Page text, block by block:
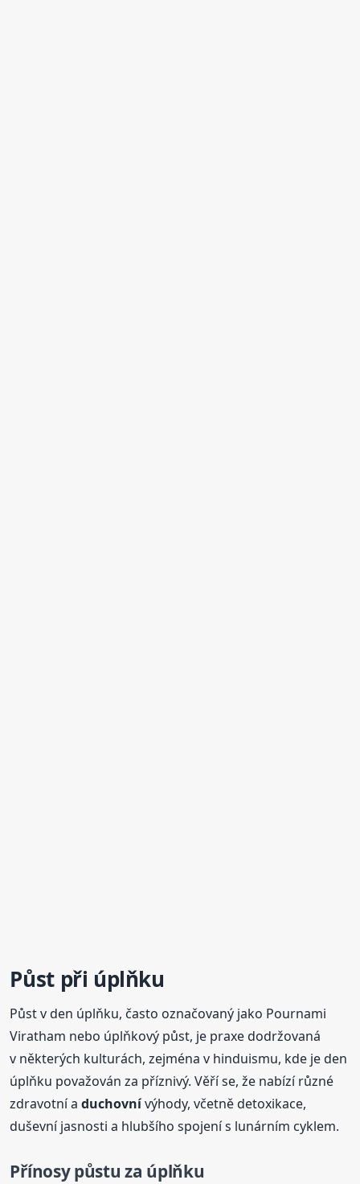
Půst při úplňku
Půst v den úplňku, často označovaný jako Pournami
Viratham nebo úplňkový půst, je praxe dodržovaná
v některých kulturách, zejména v hinduismu, kde je den
úplňku považován za příznivý. Věří se, že nabízí různé
zdravotní aduchovnívýhody, včetně detoxikace,
duševní jasnosti a hlubšího spojení s lunárním cyklem.
Přínosy půstu za úplňku